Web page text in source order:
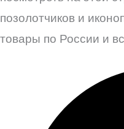
позолотчиков и
товары по России и